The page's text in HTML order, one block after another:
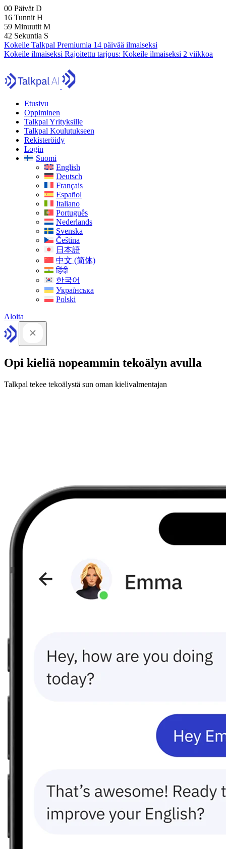
00 Päivät D
16 Tunnit H
59 Minuutit M
41 Sekuntia S
Kokeile Talkpal Premiumia 14 päivää ilmaiseksi
Kokeile ilmaiseksi Rajoitettu tarjous: Kokeile ilmaiseksi 2 viikkoa
Etusivu
Oppiminen
Talkpal Yrityksille
Talkpal Koulutukseen
Rekisteröidy
Login
Suomi
English
Deutsch
Français
Español
Italiano
Português
Nederlands
Svenska
Čeština
日本語
中文 (简体)
हिंदी
한국어
Українська
Polski
Aloita
Opi kieliä nopeammin tekoälyn avulla
Talkpal tekee tekoälystä sun oman kielivalmentajan